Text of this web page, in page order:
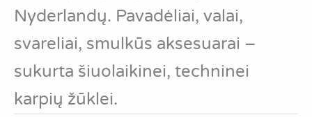
Nyderlandų. Pavadėliai, valai,
svareliai, smulkūs aksesuarai –
sukurta šiuolaikinei, techninei
karpių žūklei.